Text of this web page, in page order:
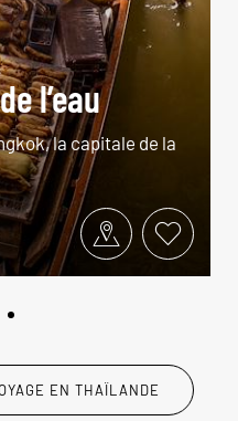
l’eau
la capitale de la
EN THAÏLANDE